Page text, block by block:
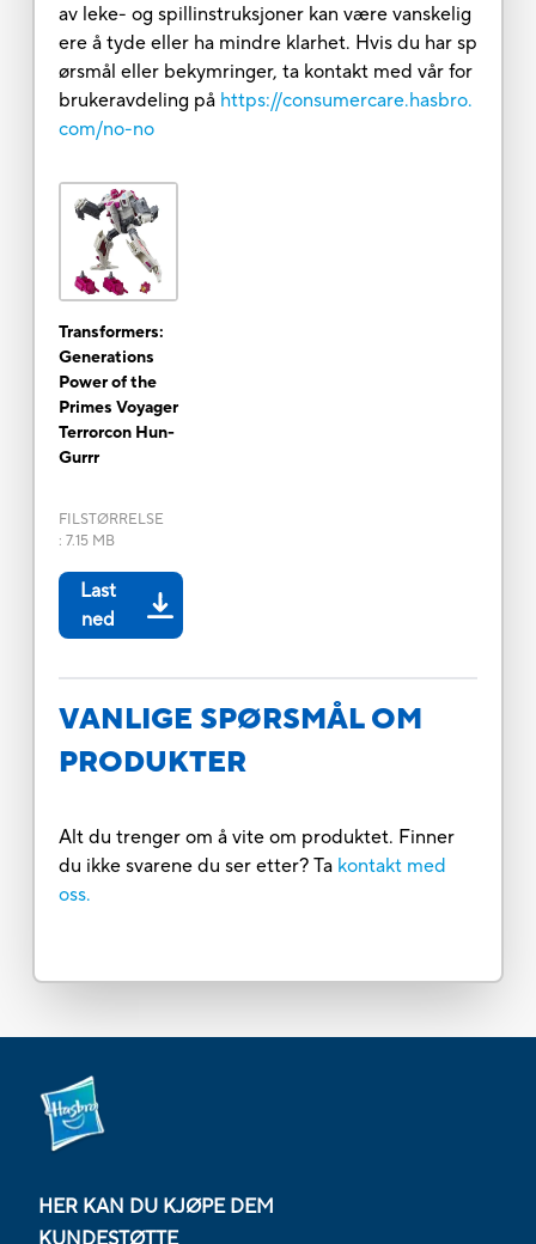
av leke- og spillinstruksjoner kan være vanskelig
ere å tyde eller ha mindre klarhet. Hvis du har sp
ørsmål eller bekymringer, ta kontakt med vår for
brukeravdeling på https://consumercare.hasbro.
com/no-no
Transformers:
Generations
Power of the
Primes Voyager
Terrorcon Hun-
Gurrr
FILSTØRRELSE
: 7.15 MB
Last
ned
VANLIGE SPØRSMÅL OM
PRODUKTER
Alt du trenger om å vite om produktet. Finner
du ikke svarene du ser etter? Ta kontakt med
oss.
HER KAN DU KJØPE DEM
KUNDESTØTTE